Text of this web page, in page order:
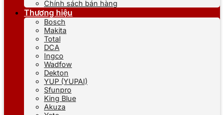
Chính sách bán hàng
Thương hiệu
Bosch
Makita
Total
DCA
Ingco
Wadfow
Dekton
YUP (YUPAI)
Sfunpro
King Blue
Akuza